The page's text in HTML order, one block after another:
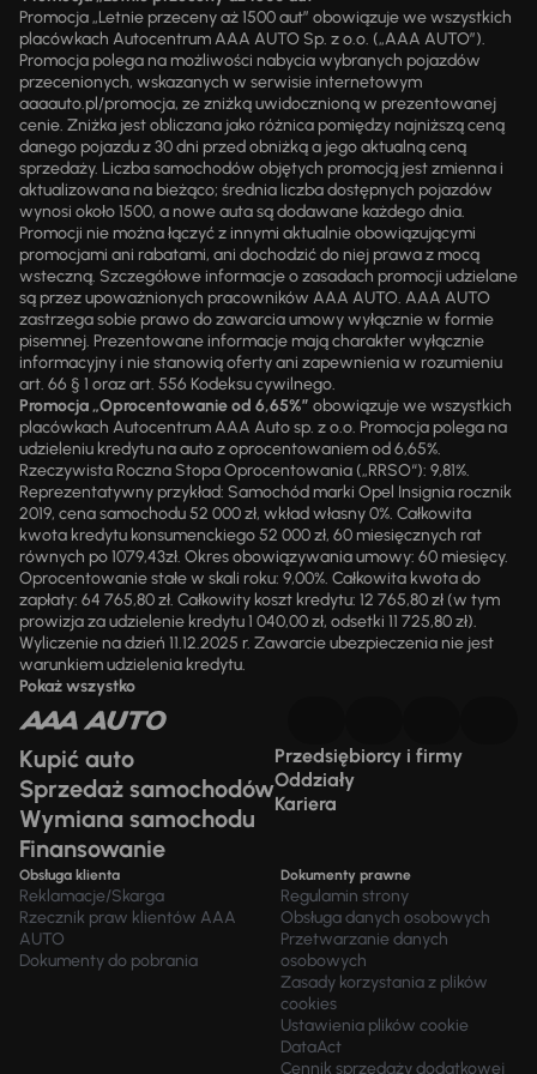
Promocja „Letnie przeceny aż 1500 aut” obowiązuje we wszystkich
placówkach Autocentrum AAA AUTO Sp. z o.o. („AAA AUTO”).
Promocja polega na możliwości nabycia wybranych pojazdów
przecenionych, wskazanych w serwisie internetowym
aaaauto.pl/promocja, ze zniżką uwidocznioną w prezentowanej
cenie. Zniżka jest obliczana jako różnica pomiędzy najniższą ceną
danego pojazdu z 30 dni przed obniżką a jego aktualną ceną
sprzedaży. Liczba samochodów objętych promocją jest zmienna i
aktualizowana na bieżąco; średnia liczba dostępnych pojazdów
wynosi około 1500, a nowe auta są dodawane każdego dnia.
Promocji nie można łączyć z innymi aktualnie obowiązującymi
promocjami ani rabatami, ani dochodzić do niej prawa z mocą
wsteczną. Szczegółowe informacje o zasadach promocji udzielane
są przez upoważnionych pracowników AAA AUTO. AAA AUTO
zastrzega sobie prawo do zawarcia umowy wyłącznie w formie
pisemnej. Prezentowane informacje mają charakter wyłącznie
informacyjny i nie stanowią oferty ani zapewnienia w rozumieniu
art. 66 § 1 oraz art. 556 Kodeksu cywilnego.
Promocja „Oprocentowanie od 6,65%” obowiązuje we wszystkich
placówkach Autocentrum AAA Auto sp. z o.o. Promocja polega na
udzieleniu kredytu na auto z oprocentowaniem od 6,65%.
Rzeczywista Roczna Stopa Oprocentowania („RRSO“): 9,81%.
Reprezentatywny przykład: Samochód marki Opel Insignia rocznik
2019, cena samochodu 52 000 zł, wkład własny 0%. Całkowita
kwota kredytu konsumenckiego 52 000 zł, 60 miesięcznych rat
równych po 1079,43zł. Okres obowiązywania umowy: 60 miesięcy.
Oprocentowanie stałe w skali roku: 9,00%. Całkowita kwota do
zapłaty: 64 765,80 zł. Całkowity koszt kredytu: 12 765,80 zł (w tym
prowizja za udzielenie kredytu 1 040,00 zł, odsetki 11 725,80 zł).
Wyliczenie na dzień 11.12.2025 r. Zawarcie ubezpieczenia nie jest
warunkiem udzielenia kredytu.
Pokaż wszystko
Kupić auto
Sprzedaż samochodów
Wymiana samochodu
Finansowanie
Przedsiębiorcy i firmy
Oddziały
Kariera
Obsługa klienta
Reklamacje/Skarga
Rzecznik praw klientów AAA
AUTO
Dokumenty do pobrania
Dokumenty prawne
Regulamin strony
Obsługa danych osobowych
Przetwarzanie danych
osobowych
Zasady korzystania z plików
cookies
Ustawienia plików cookie
DataAct
Cennik sprzedaży dodatkowej